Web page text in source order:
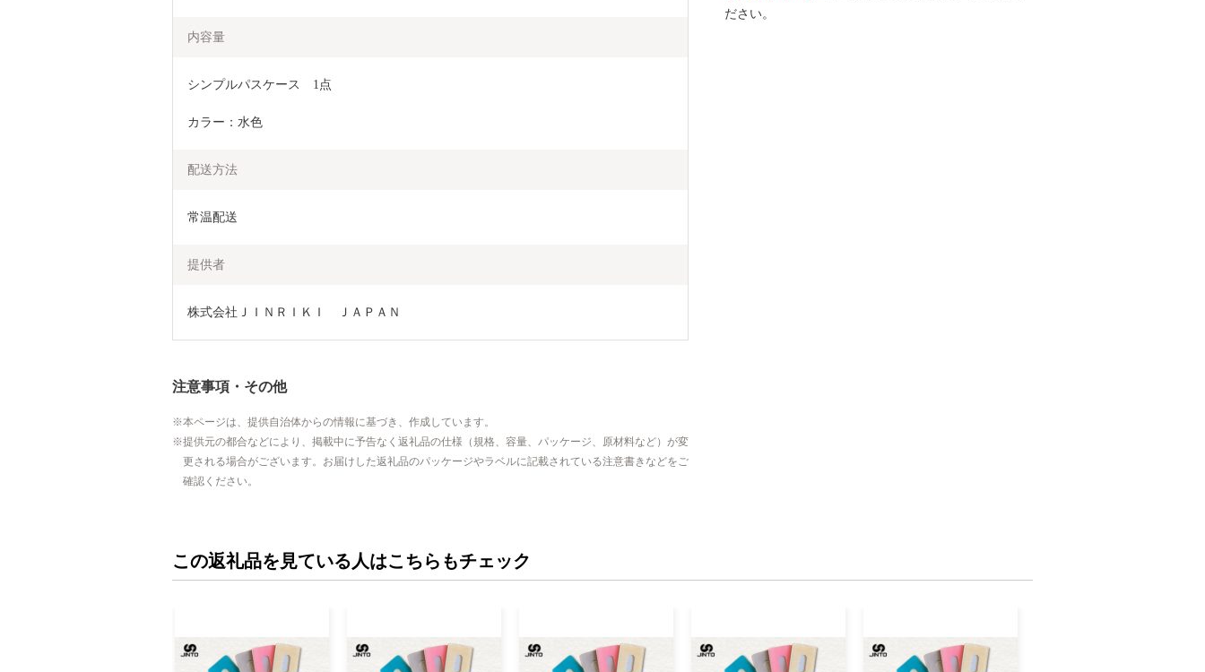
内容量
シンプルパスケース　1点
カラー：水色
配送方法
常温配送
提供者
株式会社ＪＩＮＲＩＫＩ　ＪＡＰＡＮ
注意事項・その他
本ページは、提供自治体からの情報に基づき、作成しています。
提供元の都合などにより、掲載中に予告なく返礼品の仕様（規格、容量、パッケージ、原材料など）が変
更される場合がございます。お届けした返礼品のパッケージやラベルに記載されている注意書きなどをご
確認ください。
ださい。
この返礼品を見ている人はこちらもチェック